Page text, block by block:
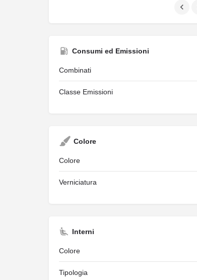
Consumi ed Emissioni
Combinati
Classe Emissioni
Colore
Colore
Verniciatura
Interni
Colore
Tipologia